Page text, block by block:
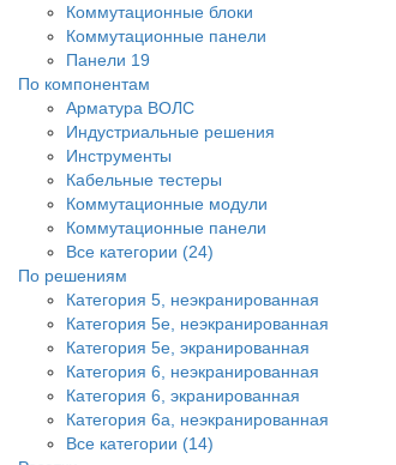
Коммутационные блоки
Коммутационные панели
Панели 19
По компонентам
Арматура ВОЛС
Индустриальные решения
Инструменты
Кабельные тестеры
Коммутационные модули
Коммутационные панели
Все категории (24)
По решениям
Категория 5, неэкранированная
Категория 5е, неэкранированная
Категория 5е, экранированная
Категория 6, неэкранированная
Категория 6, экранированная
Категория 6а, неэкранированная
Все категории (14)